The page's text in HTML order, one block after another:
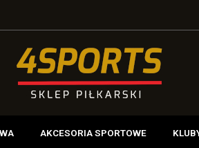
AKCESORIA SPORTOWE